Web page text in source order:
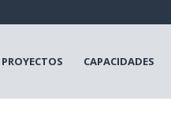
PROYECTOS CAPACIDADES